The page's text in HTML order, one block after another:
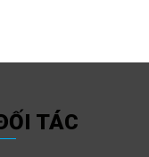
TÁC